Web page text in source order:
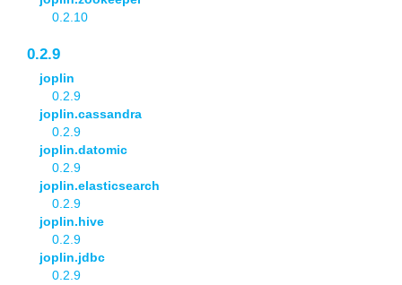
0.2.10
0.2.9
joplin
0.2.9
joplin.cassandra
0.2.9
joplin.datomic
0.2.9
joplin.elasticsearch
0.2.9
joplin.hive
0.2.9
joplin.jdbc
0.2.9